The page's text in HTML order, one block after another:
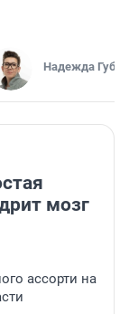
Надежда
мозг
ассорти на